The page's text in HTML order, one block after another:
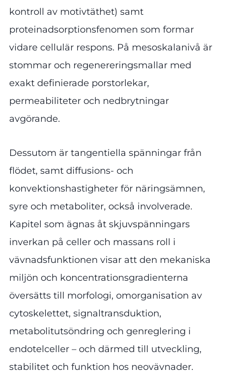
kontroll av motivtäthet) samt
proteinadsorptionsfenomen som formar
vidare cellulär respons. På mesoskalanivå är
stommar och regenereringsmallar med
exakt definierade porstorlekar,
permeabiliteter och nedbrytningar
avgörande.
Dessutom är tangentiella spänningar från
flödet, samt diffusions- och
konvektionshastigheter för näringsämnen,
syre och metaboliter, också involverade.
Kapitel som ägnas åt skjuvspänningars
inverkan på celler och massans roll i
vävnadsfunktionen visar att den mekaniska
miljön och koncentrationsgradienterna
översätts till morfologi, omorganisation av
cytoskelettet, signaltransduktion,
metabolitutsöndring och genreglering i
endotelceller – och därmed till utveckling,
stabilitet och funktion hos neovävnader.